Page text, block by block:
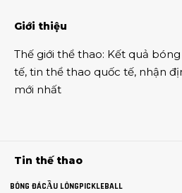
Giới thiệu
Thế giới thể thao: Kết quả bóng
tế, tin thể thao quốc tế, nhận
mới nhất
Tin thế thao
BÓNG ĐÁCẦU LÔNGPICKLEBALL